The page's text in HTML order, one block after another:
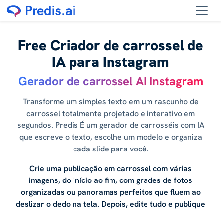
Free Criador de carrossel de
IA para Instagram
Gerador de carrossel AI Instagram
Transforme um simples texto em um rascunho de
carrossel totalmente projetado e interativo em
segundos. Predis É um gerador de carrosséis com IA
que escreve o texto, escolhe um modelo e organiza
cada slide para você.
Crie uma publicação em carrossel com várias
imagens, do início ao fim, com grades de fotos
organizadas ou panoramas perfeitos que fluem ao
deslizar o dedo na tela. Depois, edite tudo e publique